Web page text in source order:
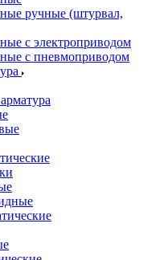
ручные (штурвал,
с электроприводом
с пневмоприводом